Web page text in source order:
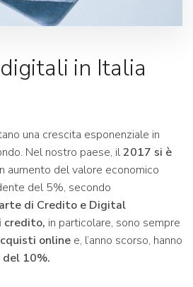
in Italia
una crescita esponenziale in
Nel nostro paese, il2017 si è
aumento del valore economico
del 5%, secondo
di Credito e Digital
credito, in particolare, sono sempre
online e, l’anno scorso, hanno
10%.